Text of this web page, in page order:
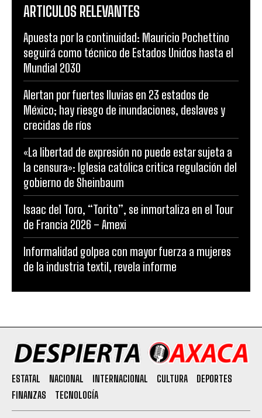
ARTICULOS RELEVANTES
Apuesta por la continuidad: Mauricio Pochettino
seguirá como técnico de Estados Unidos hasta el
Mundial 2030
Alertan por fuertes lluvias en 23 estados de
México; hay riesgo de inundaciones, deslaves y
crecidas de ríos
«La libertad de expresión no puede estar sujeta a
la censura»: Iglesia católica critica regulación del
gobierno de Sheinbaum
Isaac del Toro, “Torito”, se inmortaliza en el Tour
de Francia 2026 – Amexi
Informalidad golpea con mayor fuerza a mujeres
de la industria textil, revela informe
ESTATAL NACIONAL INTERNACIONAL CULTURA
DEPORTES
FINANZAS
TECNOLOGÍA